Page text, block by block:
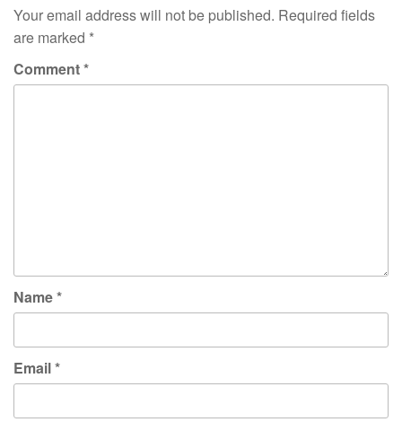
Your email address will not be published. Required fields
are marked *
Comment*
Name*
Email*